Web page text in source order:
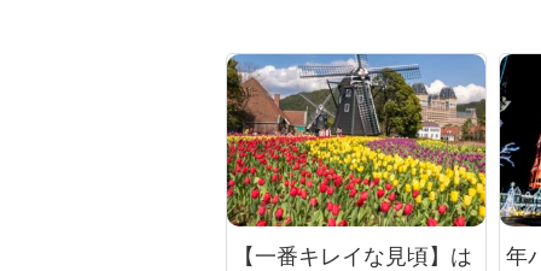
【一番キレイな見頃】は
年